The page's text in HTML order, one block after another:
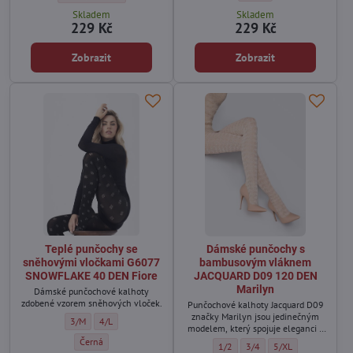
Skladem
229 Kč
Zobrazit
Skladem
229 Kč
Zobrazit
Teplé punčochy se
sněhovými vločkami G6077
SNOWFLAKE 40 DEN Fiore
Dámské punčochové kalhoty
zdobené vzorem sněhových vloček.
Teplé punčochy se sněhovými vločkami G6077 SNOWFLAKE 40 DEN
3/M Teplé punčochy se sněhovými vločkami G6077 SNOWFLAKE
4/L
Teplé punčochy se sněhovými vločkami G6077 SNOWFLAKE 40
Černá
Dámské punčochy s
bambusovým vláknem
JACQUARD D09 120 DEN
Marilyn
Punčochové kalhoty Jacquard D09
značky Marilyn jsou jedinečným
modelem, který spojuje eleganci s
Dámské punčochy s
1/2 Dámské punčochy s
3/4 Dámské punčochy
5/XL